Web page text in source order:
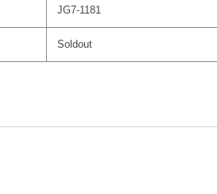
JG7-1181
Soldout